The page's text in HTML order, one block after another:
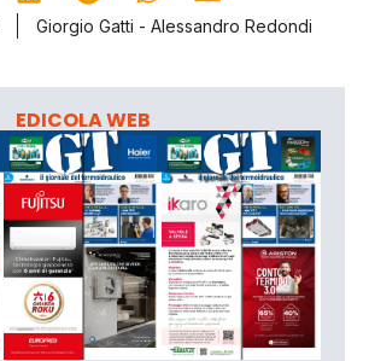
Giorgio Gatti - Alessandro Redondi
EDICOLA WEB